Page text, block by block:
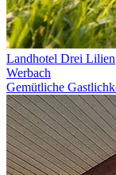
Landhotel Drei Lilien
Werbach
Gemütliche